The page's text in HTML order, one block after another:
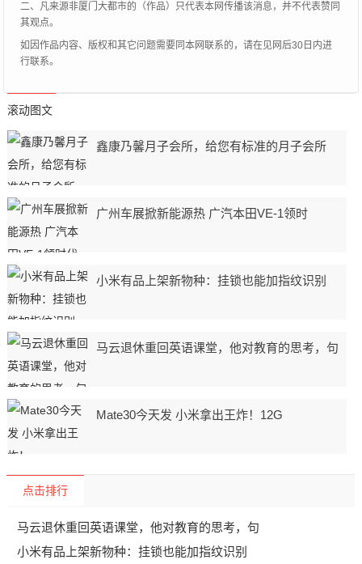
二、凡来源非厦门大都市的（作品）只代表本网传播该消息，并不代表赞同
其观点。
如因作品内容、版权和其它问题需要同本网联系的，请在见网后30日内进
行联系。
滚动图文
鑫康乃馨月子会所，给您有标准的月子会所
广州车展掀新能源热 广汽本田VE-1领时
小米有品上架新物种：挂锁也能加指纹识别
马云退休重回英语课堂，他对教育的思考，句
Mate30今天发 小米拿出王炸！12G
点击排行
马云退休重回英语课堂，他对教育的思考，句
小米有品上架新物种：挂锁也能加指纹识别